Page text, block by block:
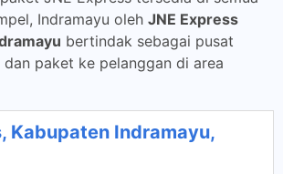
Indramayu oleh JNE Express
bertindak sebagai pusat
paket ke pelanggan di area
Kabupaten Indramayu,